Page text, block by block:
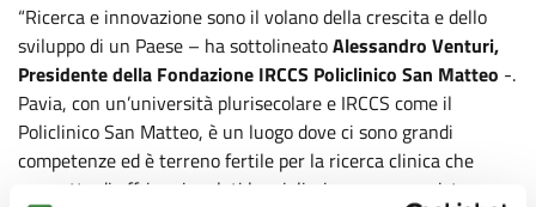
“Ricerca e innovazione sono il volano della crescita e dello
sviluppo di un Paese – ha sottolineatoAlessandro Venturi,
Presidente della Fondazione IRCCS Policlinico San Matteo -.
Pavia, con un’università plurisecolare e IRCCS come il
Policlinico San Matteo, è un luogo dove ci sono grandi
competenze ed è terreno fertile per la ricerca clinica che
permette di offrire ai malati le migliori cure, con assistenza